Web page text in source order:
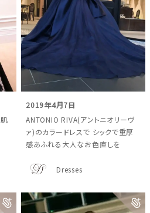
問い合わせ
2019年4月7日
ANTONIO RIVA(アントニオリーヴ
ァ)のカラードレスで シックで重厚
感あふれる大人なお色直しを
Dresses